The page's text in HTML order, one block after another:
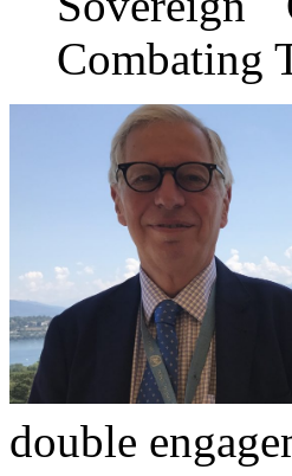
Combating
double